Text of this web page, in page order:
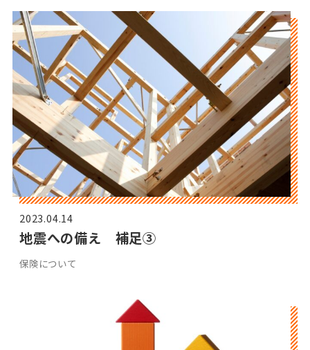
2023.04.14
地震への備え 補足③
保険について